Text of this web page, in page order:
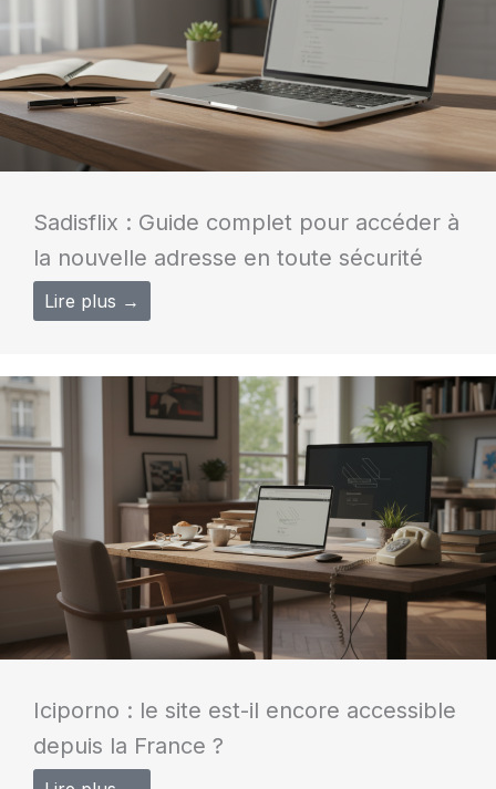
Sadisflix : Guide complet pour accéder à
la nouvelle adresse en toute sécurité
Lire plus →
Iciporno : le site est-il encore accessible
depuis la France ?